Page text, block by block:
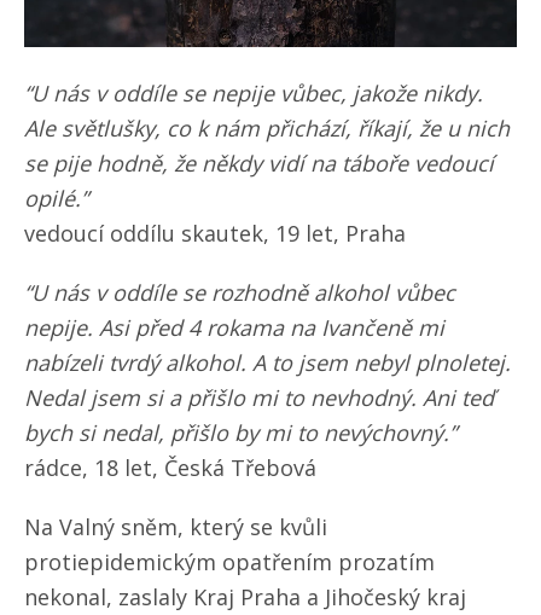
“U nás v oddíle se nepije vůbec, jakože nikdy.
Ale světlušky, co k nám přichází, říkají, že u nich
se pije hodně, že někdy vidí na táboře vedoucí
opilé.”
vedoucí oddílu skautek, 19 let, Praha
“U nás v oddíle se rozhodně alkohol vůbec
nepije. Asi před 4 rokama na Ivančeně mi
nabízeli tvrdý alkohol. A to jsem nebyl plnoletej.
Nedal jsem si a přišlo mi to nevhodný. Ani teď
bych si nedal, přišlo by mi to nevýchovný.”
rádce, 18 let, Česká Třebová
Na Valný sněm, který se kvůli
protiepidemickým opatřením prozatím
nekonal, zaslaly Kraj Praha a Jihočeský kraj